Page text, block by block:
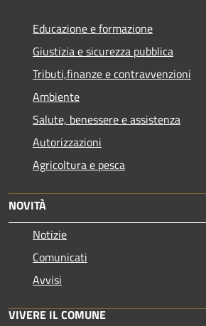
Educazione e formazione
Giustizia e sicurezza pubblica
Tributi,finanze e contravvenzioni
Ambiente
Salute, benessere e assistenza
Autorizzazioni
Agricoltura e pesca
NOVITÀ
Notizie
Comunicati
Avvisi
VIVERE IL COMUNE